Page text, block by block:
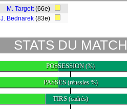
M. Targett(66e)
J. Bednarek (83e)
STATS DU MATCH
POSSESSION(%)
PASSES(réussies %)
TIRS(cadrés)